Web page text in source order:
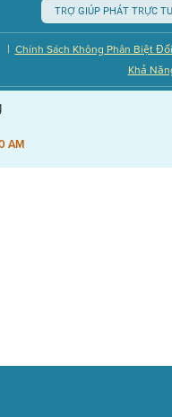
TRỢ GIÚP PHÁT TRỰC
Chính Sách Không Phân Biệt
|
Khả
AM